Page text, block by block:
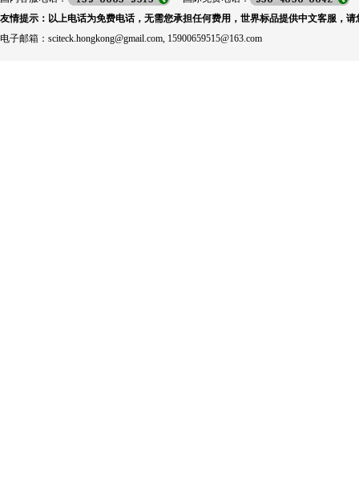
友情提示：以上电话为免费电话，无需您承担任何费用，世界标品提供中文客服，请
电子邮箱：sciteck.hongkong@gmail.com, 15900659515@163.com